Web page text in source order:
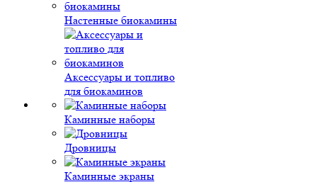
Настенные биокамины
Аксессуары и топливо
для биокаминов
Каминные наборы
Дровницы
Каминные экраны